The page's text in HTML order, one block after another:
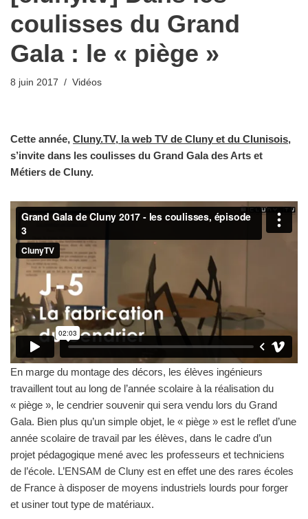
coulisses du Grand
Gala : le « piège »
8 juin 2017 Vidéos
Cette année, Cluny.TV, la web TV de Cluny et du Clunisois,
s’invite dans les coulisses du Grand Gala des Arts et
Métiers de Cluny.
En marge du montage des décors, les élèves ingénieurs
travaillent tout au long de l’année scolaire à la réalisation du
« piège », le cendrier souvenir qui sera vendu lors du Grand
Gala. Bien plus qu’un simple objet, le « piège » est le reflet d’une
année scolaire de travail par les élèves, dans le cadre d’un
projet pédagogique mené avec les professeurs et techniciens
de l’école. L’ENSAM de Cluny est en effet une des rares écoles
de France à disposer de moyens industriels lourds pour forger
et usiner tout type de matériaux.